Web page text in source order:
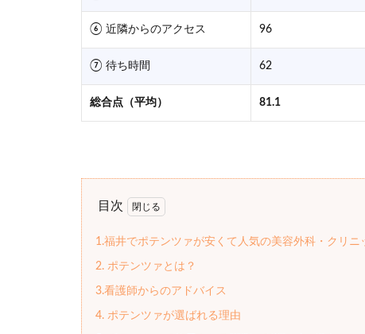
⑥ 近隣からのアクセス 96
⑦ 待ち時間 62
総合点（平均） 81.1
目次
1.福井でポテンツァが安くて人気の美容外科・クリニ
2. ポテンツァとは？
3.看護師からのアドバイス
4. ポテンツァが選ばれる理由